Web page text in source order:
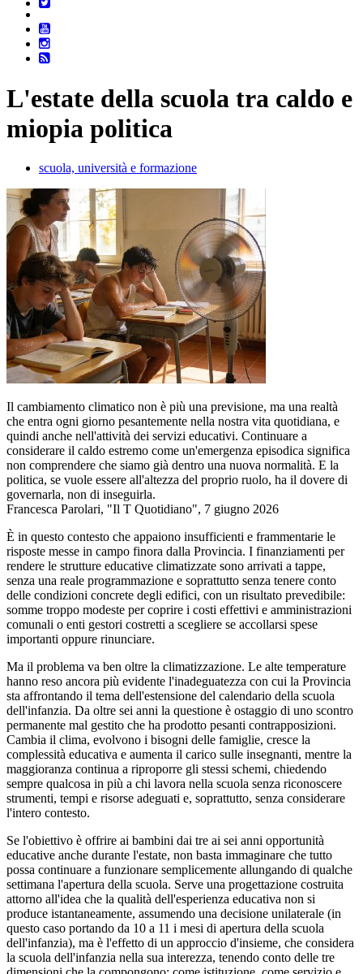
L'estate della scuola tra caldo e
miopia politica
scuola, università e formazione
Il cambiamento climatico non è più una previsione, ma una realtà
che entra ogni giorno pesantemente nella nostra vita quotidiana, e
quindi anche nell'attività dei servizi educativi. Continuare a
considerare il caldo estremo come un'emergenza episodica significa
non comprendere che siamo già dentro una nuova normalità. E la
politica, se vuole essere all'altezza del proprio ruolo, ha il dovere di
governarla, non di inseguirla.
Francesca Parolari, "Il T Quotidiano", 7 giugno 2026
È in questo contesto che appaiono insufficienti e frammentarie le
risposte messe in campo finora dalla Provincia. I finanziamenti per
rendere le strutture educative climatizzate sono arrivati a tappe,
senza una reale programmazione e soprattutto senza tenere conto
delle condizioni concrete degli edifici, con un risultato prevedibile:
somme troppo modeste per coprire i costi effettivi e amministrazioni
comunali o enti gestori costretti a scegliere se accollarsi spese
importanti oppure rinunciare.
Ma il problema va ben oltre la climatizzazione. Le alte temperature
hanno reso ancora più evidente l'inadeguatezza con cui la Provincia
sta affrontando il tema dell'estensione del calendario della scuola
dell'infanzia. Da oltre sei anni la questione è ostaggio di uno scontro
permanente mal gestito che ha prodotto pesanti contrapposizioni.
Cambia il clima, evolvono i bisogni delle famiglie, cresce la
complessità educativa e aumenta il carico sulle insegnanti, mentre la
maggioranza continua a riproporre gli stessi schemi, chiedendo
sempre qualcosa in più a chi lavora nella scuola senza riconoscere
strumenti, tempi e risorse adeguati e, soprattutto, senza considerare
l'intero contesto.
Se l'obiettivo è offrire ai bambini dai tre ai sei anni opportunità
educative anche durante l'estate, non basta immaginare che tutto
possa continuare a funzionare semplicemente allungando di qualche
settimana l'apertura della scuola. Serve una progettazione costruita
attorno all'idea che la qualità dell'esperienza educativa non si
produce istantaneamente, assumendo una decisione unilaterale (in
questo caso portando da 10 a 11 i mesi di apertura della scuola
dell'infanzia), ma è l'effetto di un approccio d'insieme, che considera
la scuola dell'infanzia nella sua interezza, tenendo conto delle tre